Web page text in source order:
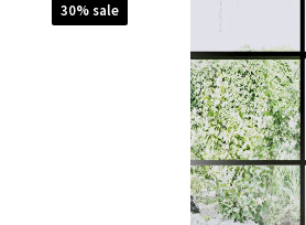
30% sale